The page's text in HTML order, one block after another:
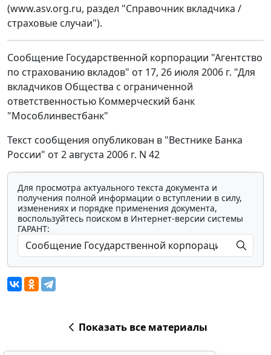
(www.asv.org.ru, раздел "Справочник вкладчика /
страховые случаи").
Сообщение Государственной корпорации "Агентство
по страхованию вкладов" от 17, 26 июля 2006 г. "Для
вкладчиков Общества с ограниченной
ответственностью Коммерческий банк
"Мособлинвестбанк"
Текст сообщения опубликован в "Вестнике Банка
России" от 2 августа 2006 г. N 42
Для просмотра актуального текста документа и
получения полной информации о вступлении в силу,
изменениях и порядке применения документа,
воспользуйтесь поиском в Интернет-версии системы
ГАРАНТ:
Показать все материалы